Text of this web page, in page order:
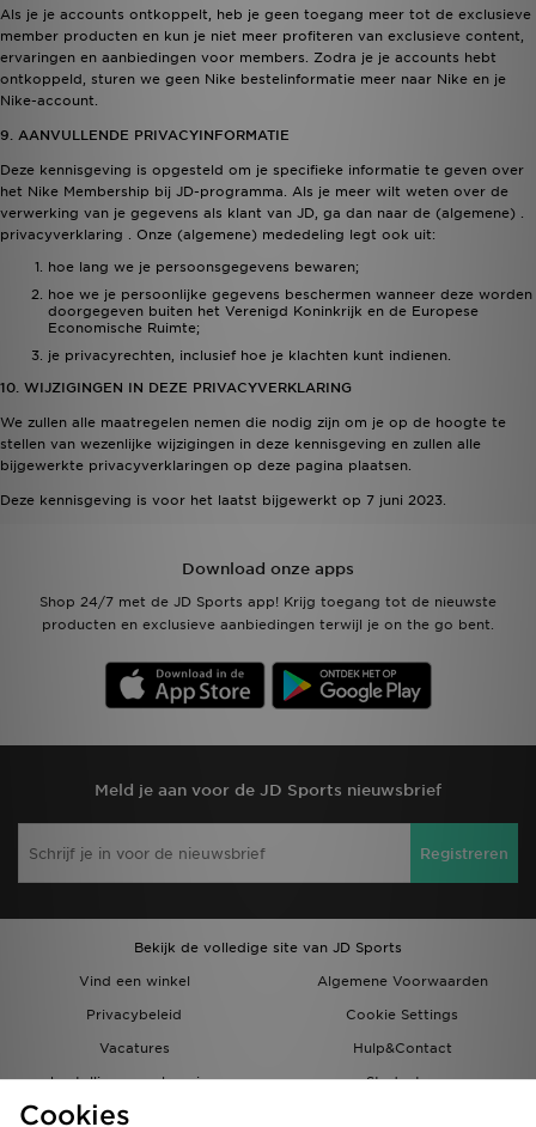
Als je je accounts ontkoppelt, heb je geen toegang meer tot de exclusieve
member producten en kun je niet meer profiteren van exclusieve content,
ervaringen en aanbiedingen voor members. Zodra je je accounts hebt
ontkoppeld, sturen we geen Nike bestelinformatie meer naar Nike en je
Nike-account.
9. AANVULLENDE PRIVACYINFORMATIE
Deze kennisgeving is opgesteld om je specifieke informatie te geven over
het Nike Membership bij JD-programma. Als je meer wilt weten over de
verwerking van je gegevens als klant van JD, ga dan naar de (algemene) .
privacyverklaring . Onze (algemene) mededeling legt ook uit:
hoe lang we je persoonsgegevens bewaren;
hoe we je persoonlijke gegevens beschermen wanneer deze worden
doorgegeven buiten het Verenigd Koninkrijk en de Europese
Economische Ruimte;
je privacyrechten, inclusief hoe je klachten kunt indienen.
10. WIJZIGINGEN IN DEZE PRIVACYVERKLARING
We zullen alle maatregelen nemen die nodig zijn om je op de hoogte te
stellen van wezenlijke wijzigingen in deze kennisgeving en zullen alle
bijgewerkte privacyverklaringen op deze pagina plaatsen.
Deze kennisgeving is voor het laatst bijgewerkt op 7 juni 2023.
Download onze apps
Shop 24/7 met de JD Sports app! Krijg toegang tot de nieuwste
producten en exclusieve aanbiedingen terwijl je on the go bent.
Meld je aan voor de JD Sports nieuwsbrief
Registreren
Bekijk de volledige site van JD Sports
Vind een winkel
Algemene Voorwaarden
Privacybeleid
Cookie Settings
Vacatures
Hulp&Contact
bestellingen en levering
Studenten
Partnerprogramma
Cookies